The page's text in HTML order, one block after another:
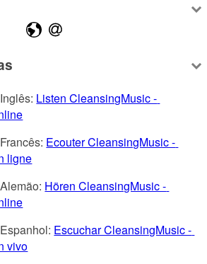
Listen CleansingMusic -
Ecouter CleansingMusic -
ligne
Hören CleansingMusic -
Escuchar CleansingMusic -
vivo